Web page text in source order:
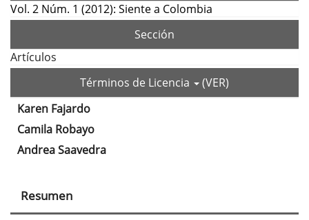
Vol. 2 Núm. 1 (2012): Siente a Colombia
Sección
Artículos
Términos de Licencia
(VER)
Contenido
principal
artículo
Karen Fajardo
Camila Robayo
Andrea Saavedra
Resumen